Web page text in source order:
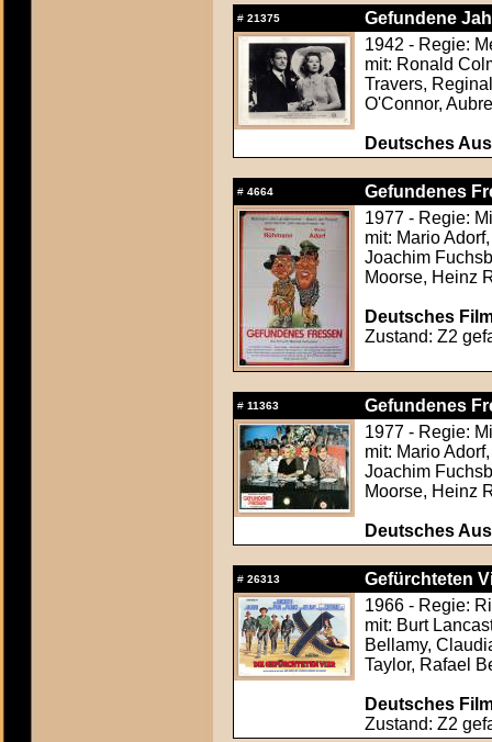
# 21375
Gefundene
1942 - Regie:
mit: Ronald
Travers,
O'Connor,
Deutsches
# 4664
Gefundenes
1977 - Regie:
mit: Mario
Joachim
Moorse, Heinz
Deutsches
Zustand: Z2
# 11363
Gefundenes
1977 - Regie:
mit: Mario
Joachim
Moorse, Heinz
Deutsches
# 26313
Gefürchteten
1966 - Regie:
mit: Burt
Bellamy,
Taylor, Rafael
Deutsches
Zustand: Z2